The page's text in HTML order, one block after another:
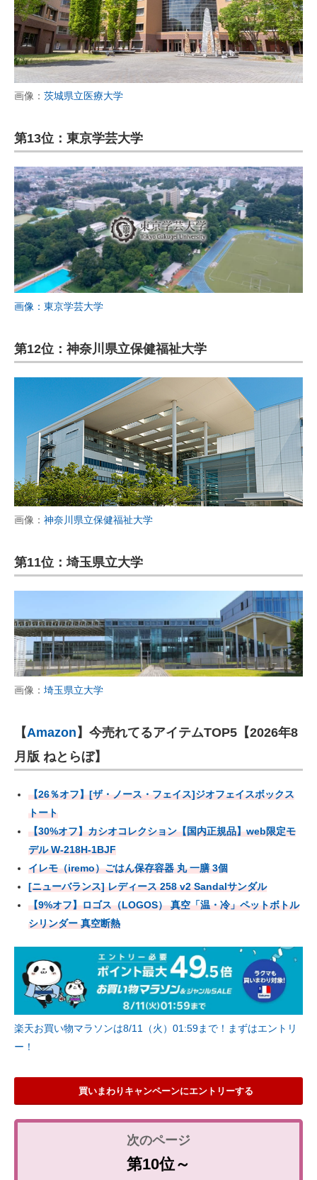
画像： 茨城県立医療大学
第13位：東京学芸大学
画像：東京学芸大学
第12位：神奈川県立保健福祉大学
画像： 神奈川県立保健福祉大学
第11位：埼玉県立大学
画像： 埼玉県立大学
【Amazon 】今売れてるアイテムTOP5【2026年8
月版 ねとらぼ】
【26％オフ】[ザ・ノース・フェイス]ジオフェイスボックス
トート
【30%オフ】カシオコレクション【国内正規品】web限定モ
デル W-218H-1BJF
イレモ（iremo）ごはん保存容器 丸 一膳 3個
[ニューバランス] レディース 258 v2 Sandalサンダル
【9%オフ】ロゴス（LOGOS） 真空「温・冷」ペットボトル
シリンダー 真空断熱
楽天お買い物マラソンは8/11（火）01:59まで！まずはエントリ
ー！
買いまわりキャンペーンにエントリーする
第10位～